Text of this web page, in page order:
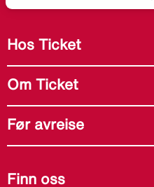
Hos Ticket
Om Ticket
Før avreise
Finn oss